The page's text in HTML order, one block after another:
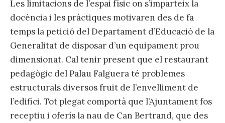
Les limitacions de l’espai físic on s’imparteix la
docència i les pràctiques motivaren des de fa
temps la petició del Departament d’Educació de la
Generalitat de disposar d’un equipament prou
dimensionat. Cal tenir present que el restaurant
pedagògic del Palau Falguera té problemes
estructurals diversos fruit de l’envelliment de
l’edifici. Tot plegat comportà que l’Ajuntament fos
receptiu i oferís la nau de Can Bertrand, que des